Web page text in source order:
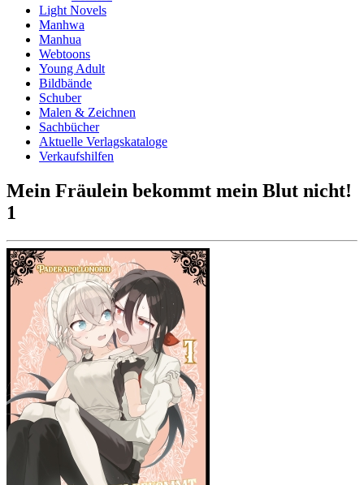
Light Novels
Manhwa
Manhua
Webtoons
Young Adult
Bildbände
Schuber
Malen & Zeichnen
Sachbücher
Aktuelle Verlagskataloge
Verkaufshilfen
Mein Fräulein bekommt mein Blut nicht!
1